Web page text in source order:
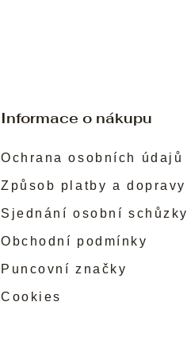
Informace o nákupu
Ochrana osobních údajů
Způsob platby a dopravy
Sjednání osobní schůzky
Obchodní podmínky
Puncovní značky
Cookies